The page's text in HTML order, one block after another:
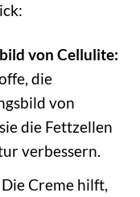
von Cellulite:
die
von
die Fettzellen
verbessern.
Die Creme hilft,